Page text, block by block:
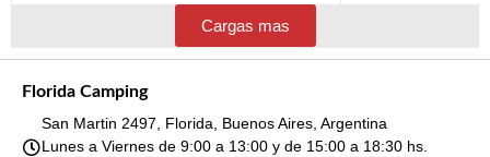
Cargas mas
Florida Camping
San Martin 2497, Florida, Buenos Aires, Argentina
Lunes a Viernes de 9:00 a 13:00 y de 15:00 a 18:30 hs.